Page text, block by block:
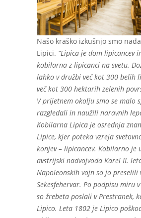
Našo kraško izkušnjo smo
Lipici. “Lipica je dom lipicancev
kobilarna z lipicanci na svetu.
lahko v družbi več kot 300 belih
več kot 300 hektarih zelenih
V prijetnem okolju smo se malo
razgledali in naužili naravnih
Kobilarna Lipica je osrednja
Lipice, kjer poteka vzreja
konjev – lipicancev. Kobilarno je
avstrijski nadvojvoda Karel II.
Napoleonskih vojn so jo preselili
Sekesfehervar. Po podpisu miru
so žrebeta poslali v Prestranek,
Lipico. Leta 1802 je Lipico